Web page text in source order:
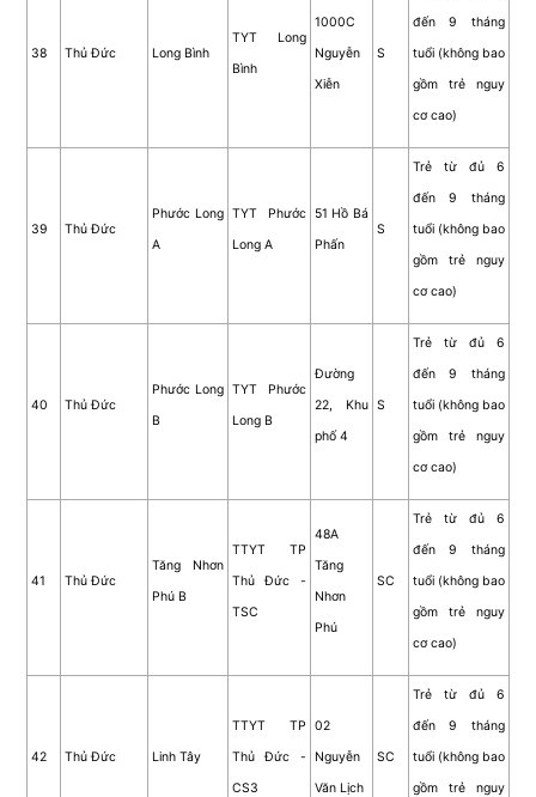
38 Thủ Đức Long Bình
TYT Long
Bình
1000C
Nguyễn
Xiễn
S
đến 9 tháng
tuổi (không bao
gồm trẻ nguy
cơ cao)
39 Thủ Đức
Phước Long
A
TYT Phước
Long A
51 Hồ Bá
Phấn
S
Trẻ từ đủ 6
đến 9 tháng
tuổi (không bao
gồm trẻ nguy
cơ cao)
40 Thủ Đức
Phước Long
B
TYT Phước
Long B
Đường
22, Khu
phố 4
S
Trẻ từ đủ 6
đến 9 tháng
tuổi (không bao
gồm trẻ nguy
cơ cao)
41 Thủ Đức
Tăng Nhơn
Phú B
TTYT TP
Thủ Đức -
TSC
48A
Tăng
Nhơn
Phú
SC
Trẻ từ đủ 6
đến 9 tháng
tuổi (không bao
gồm trẻ nguy
cơ cao)
42 Thủ Đức Linh Tây
TTYT TP
Thủ Đức -
CS3
02
Nguyễn
Văn Lịch
SC
Trẻ từ đủ 6
đến 9 tháng
tuổi (không bao
gồm trẻ nguy